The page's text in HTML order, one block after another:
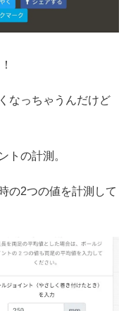
なっちゃうんだけど
トの計測。
の2つの値を計測して